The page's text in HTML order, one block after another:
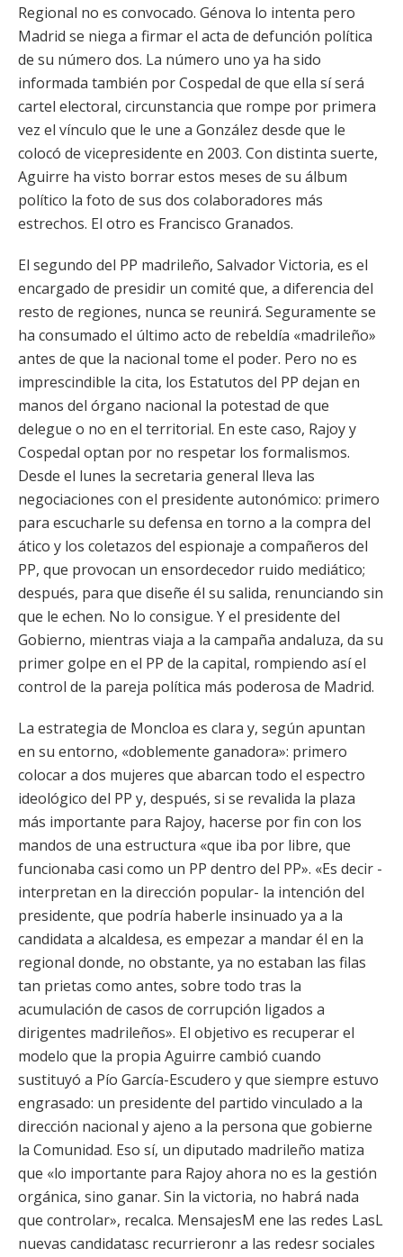
Regional no es convocado. Génova lo intenta pero
Madrid se niega a firmar el acta de defunción política
de su número dos. La número uno ya ha sido
informada también por Cospedal de que ella sí será
cartel electoral, circunstancia que rompe por primera
vez el vínculo que le une a González desde que le
colocó de vicepresidente en 2003. Con distinta suerte,
Aguirre ha visto borrar estos meses de su álbum
político la foto de sus dos colaboradores más
estrechos. El otro es Francisco Granados.
El segundo del PP madrileño, Salvador Victoria, es el
encargado de presidir un comité que, a diferencia del
resto de regiones, nunca se reunirá. Seguramente se
ha consumado el último acto de rebeldía «madrileño»
antes de que la nacional tome el poder. Pero no es
imprescindible la cita, los Estatutos del PP dejan en
manos del órgano nacional la potestad de que
delegue o no en el territorial. En este caso, Rajoy y
Cospedal optan por no respetar los formalismos.
Desde el lunes la secretaria general lleva las
negociaciones con el presidente autonómico: primero
para escucharle su defensa en torno a la compra del
ático y los coletazos del espionaje a compañeros del
PP, que provocan un ensordecedor ruido mediático;
después, para que diseñe él su salida, renunciando sin
que le echen. No lo consigue. Y el presidente del
Gobierno, mientras viaja a la campaña andaluza, da su
primer golpe en el PP de la capital, rompiendo así el
control de la pareja política más poderosa de Madrid.
La estrategia de Moncloa es clara y, según apuntan
en su entorno, «doblemente ganadora»: primero
colocar a dos mujeres que abarcan todo el espectro
ideológico del PP y, después, si se revalida la plaza
más importante para Rajoy, hacerse por fin con los
mandos de una estructura «que iba por libre, que
funcionaba casi como un PP dentro del PP». «Es decir -
interpretan en la dirección popular- la intención del
presidente, que podría haberle insinuado ya a la
candidata a alcaldesa, es empezar a mandar él en la
regional donde, no obstante, ya no estaban las filas
tan prietas como antes, sobre todo tras la
acumulación de casos de corrupción ligados a
dirigentes madrileños». El objetivo es recuperar el
modelo que la propia Aguirre cambió cuando
sustituyó a Pío García-Escudero y que siempre estuvo
engrasado: un presidente del partido vinculado a la
dirección nacional y ajeno a la persona que gobierne
la Comunidad. Eso sí, un diputado madrileño matiza
que «lo importante para Rajoy ahora no es la gestión
orgánica, sino ganar. Sin la victoria, no habrá nada
que controlar», recalca. MensajesM ene las redes LasL
nuevas candidatasc recurrieronr a las redesr sociales